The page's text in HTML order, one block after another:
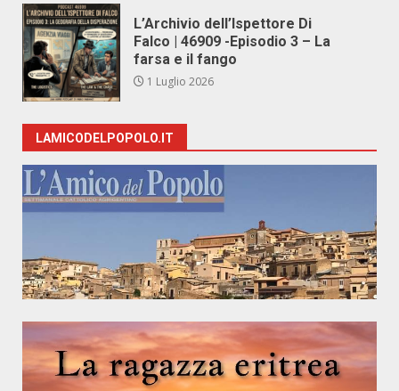
L’Archivio dell’Ispettore Di
Falco | 46909 -Episodio 3 – La
farsa e il fango
1 Luglio 2026
LAMICODELPOPOLO.IT